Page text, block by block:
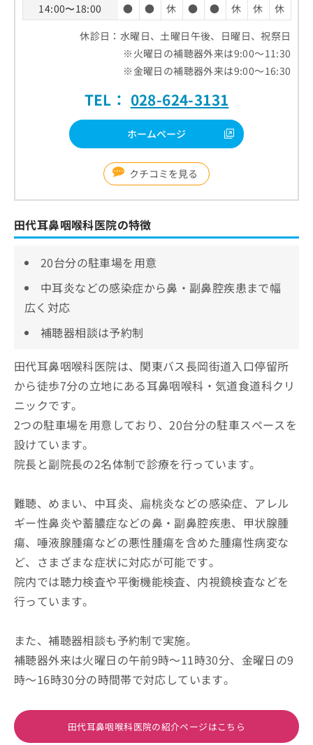
14:00〜18:00
● ● 休 ● ● 休 休
休
休診日：水曜日、土曜日午後、日曜日、祝祭日
※火曜日の補聴器外来は9:00～11:30
※金曜日の補聴器外来は9:00～16:30
TEL： 028-624-3131
ホームページ
クチコミを見る
田代耳鼻咽喉科医院の特徴
20台分の駐車場を用意
中耳炎などの感染症から鼻・副鼻腔疾患まで幅
広く対応
補聴器相談は予約制
田代耳鼻咽喉科医院は、関東バス長岡街道入口停留所
から徒歩7分の立地にある耳鼻咽喉科・気道食道科クリ
ニックです。
2つの駐車場を用意しており、20台分の駐車スペースを
設けています。
院長と副院長の2名体制で診療を行っています。
難聴、めまい、中耳炎、扁桃炎などの感染症、アレル
ギー性鼻炎や蓄膿症などの鼻・副鼻腔疾患、甲状腺腫
瘍、唾液腺腫瘍などの悪性腫瘍を含めた腫瘍性病変な
ど、さまざまな症状に対応が可能です。
院内では聴力検査や平衡機能検査、内視鏡検査などを
行っています。
また、補聴器相談も予約制で実施。
補聴器外来は火曜日の午前9時～11時30分、金曜日の9
時～16時30分の時間帯で対応しています。
田代耳鼻咽喉科医院の紹介ページはこちら